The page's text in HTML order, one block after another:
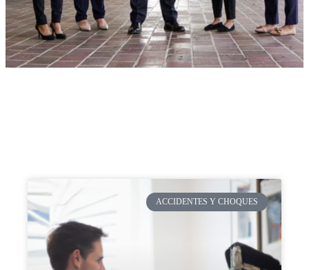
ACCIDENTES Y CHOQUES